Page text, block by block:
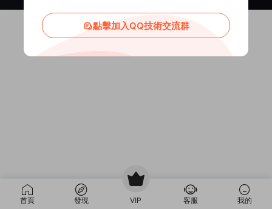
首頁 發現 VIP 客服 我的
點擊加入QQ技術交流群